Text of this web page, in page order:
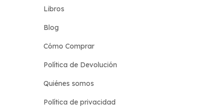
Libros
Blog
Cómo Comprar
Política de Devolución
Quiénes somos
Política de privacidad